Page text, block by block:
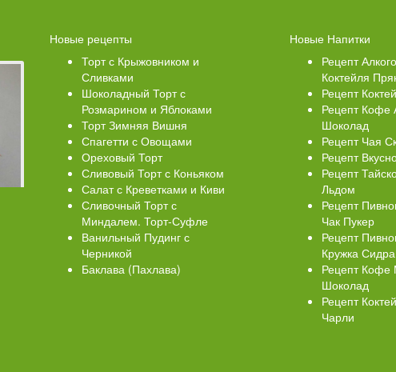
Лимонные Кексики с Сахарной
Ватрушки с творогом
Новые рецепты
Торт с Крыжовником и
Сливками
Шоколадный Торт с
Розмарином и Яблоками
Торт Зимняя Вишня
Спагетти с Овощами
Ореховый Торт
Сливовый Торт с Коньяком
Салат с Креветками и Киви
Сливочный Торт с
Миндалем. Торт-Суфле
Ванильный Пудинг с
Черникой
Баклава (Пахлава)
Новые Напитки
Рецепт
Коктейля
Рецепт
Рецепт Кофе
Шоколад
Рецепт Чая
Рецепт
Рецепт
Льдом
Рецепт
Чак Пукер
Рецепт
Кружка Сидра
Рецепт Кофе
Шоколад
Рецепт
Чарли